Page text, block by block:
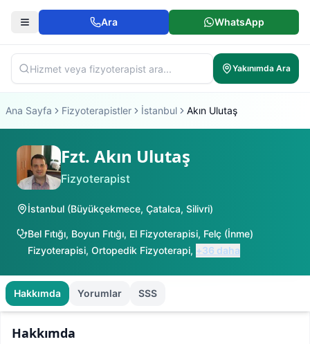
Ara WhatsApp
Yakınımda Ara
Ana Sayfa Fizyoterapistler İstanbul Akın Ulutaş
Fzt. Akın Ulutaş
Fizyoterapist
İstanbul (Büyükçekmece, Çatalca, Silivri)
Bel Fıtığı, Boyun Fıtığı, El Fizyoterapisi, Felç (İnme)
Fizyoterapisi, Ortopedik Fizyoterapi, +36 daha
Hakkımda Yorumlar SSS
Hakkımda